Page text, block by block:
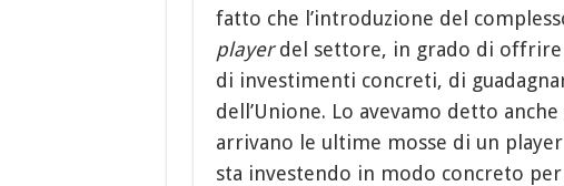
fatto che l’introduzione del
playerdel settore, in grado di offrire
di investimenti concreti, di
dell’Unione. Lo avevamo detto
arrivano le ultime mosse di un
sta investendo in modo concreto